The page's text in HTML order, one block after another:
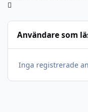
Användare som
Inga registrerade